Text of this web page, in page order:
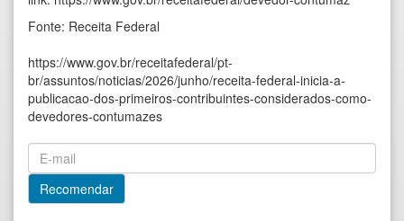
Fonte: Receita Federal
https://www.gov.br/receitafederal/pt-
br/assuntos/noticias/2026/junho/receita-federal-inicia-a-
publicacao-dos-primeiros-contribuintes-considerados-como-
devedores-contumazes